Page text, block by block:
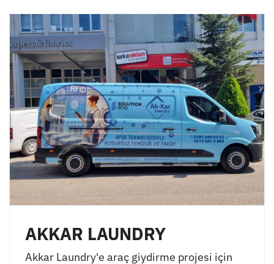
AKKAR LAUNDRY
Akkar Laundry'e araç giydirme projesi için